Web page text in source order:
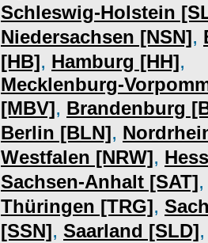
Schleswig-Holstein
Niedersachsen [NSN],
[HB], Hamburg [HH],
Mecklenburg-
[MBV], Brandenburg
Berlin [BLN],
Westfalen [NRW],
Sachsen-Anhalt [SAT],
Thüringen [TRG],
[SSN], Saarland [SLD],